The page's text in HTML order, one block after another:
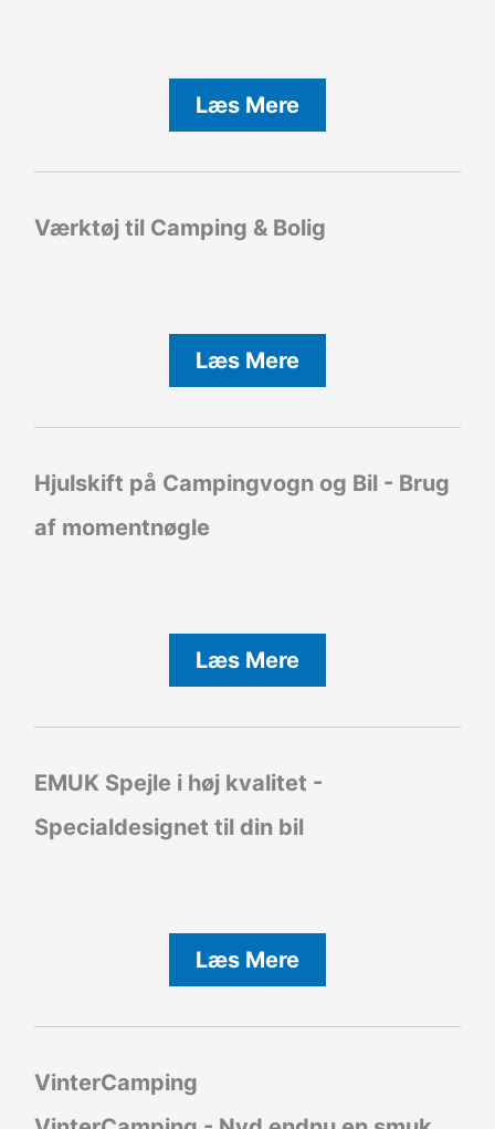
Læs Mere
Værktøj til Camping & Bolig
Læs Mere
Hjulskift på Campingvogn og Bil - Brug
af momentnøgle
Læs Mere
EMUK Spejle i høj kvalitet -
Specialdesignet til din bil
Læs Mere
VinterCamping